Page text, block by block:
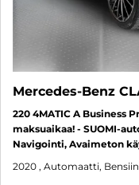
Mercedes-Benz
220 4MATIC A Business
maksuaikaa! - SUOMI-
Navigointi, Avaimeton
2020 , Automaatti,